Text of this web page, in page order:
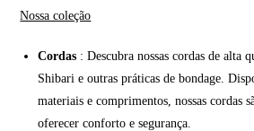
Nossa coleção
Cordas : Descubra nossas cordas de alta
Shibari e outras práticas de bondage.
materiais e comprimentos, nossas cordas
oferecer conforto e segurança.